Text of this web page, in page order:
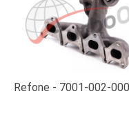
Refone 7001-002-